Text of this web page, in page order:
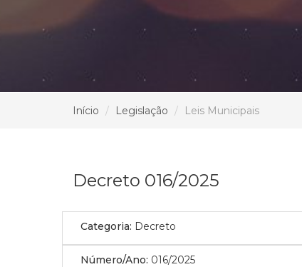
Início Legislação Leis Municipais
Decreto 016/2025
Categoria: Decreto
Número/Ano: 016/2025